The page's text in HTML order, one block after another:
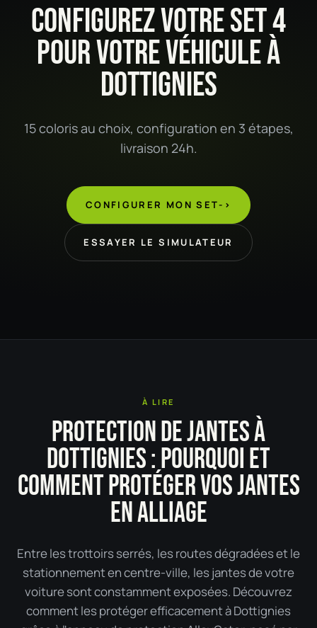
CONFIGUREZ VOTRE SET 4
POUR VOTRE VÉHICULE À
DOTTIGNIES
15 coloris au choix, configuration en 3 étapes,
livraison 24h.
CONFIGURER MON SET->
ESSAYER LE SIMULATEUR
À LIRE
PROTECTION DE JANTES À
DOTTIGNIES : POURQUOI ET
COMMENT PROTÉGER VOS JANTES
EN ALLIAGE
Entre les trottoirs serrés, les routes dégradées et le
stationnement en centre-ville, les jantes de votre
voiture sont constamment exposées. Découvrez
comment les protéger efficacement à Dottignies